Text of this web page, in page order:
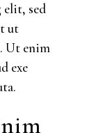
elit, sed
ut
Ut enim
exe